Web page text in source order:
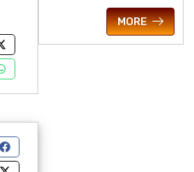
MORE